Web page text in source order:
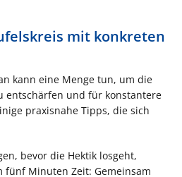
mit konkreten
kann eine Menge tun, um die
entschärfen und für konstantere
praxisnahe Tipps, die sich
bevor die Hektik losgeht,
fünf Minuten Zeit: Gemeinsam